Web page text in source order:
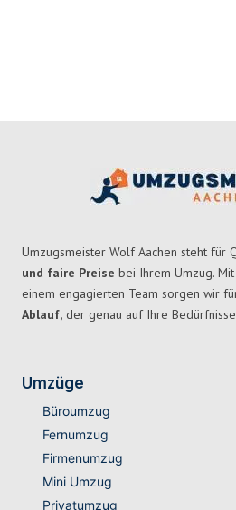
Umzugsmeister Wolf Aachen steht für
und faire Preise bei Ihrem Umzug.
einem engagierten Team sorgen wir
Ablauf, der genau auf Ihre
Umzüge
Büroumzug
Fernumzug
Firmenumzug
Mini Umzug
Privatumzug